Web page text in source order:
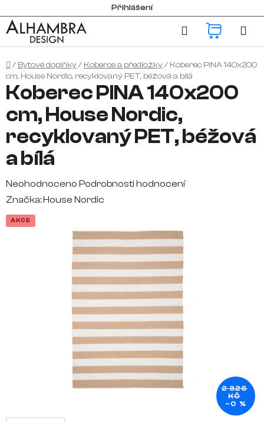
na
obsah
Přihlášení
Hledat
Domů
/ Bytové doplňky/ Koberce a předložky/ Koberec PINA 140x200
cm, House Nordic, recyklovaný PET, béžová a bílá
Koberec PINA 140x200
cm, House Nordic,
recyklovaný PET, béžová
a bílá
Průměrné
hodnocení
produktu
Neohodnoceno Podrobnosti hodnocení
Značka:House Nordic
AKCE
2 326
KČ
–0 %